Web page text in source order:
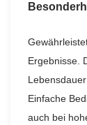
Ergebnisse.
Einfache
auch bei